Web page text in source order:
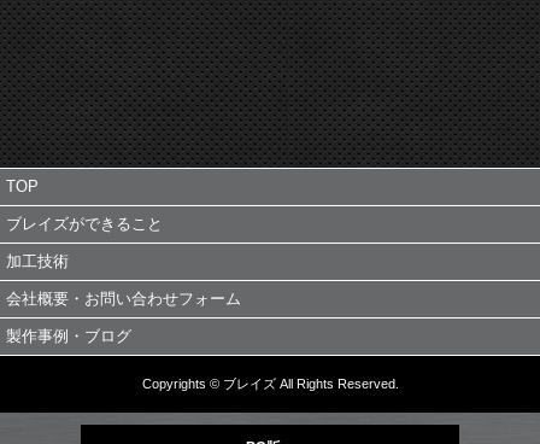
TOP
ブレイズができること
加工技術
会社概要・お問い合わせフォーム
製作事例・ブログ
Copyrights © ブレイズ All Rights Reserved.